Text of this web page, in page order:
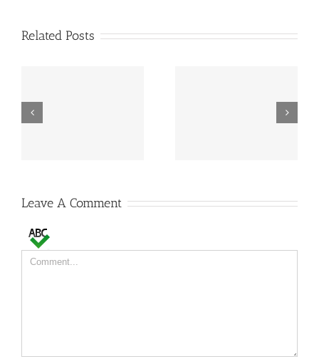
Related Posts
Identificador de
Leave A Comment
Comment